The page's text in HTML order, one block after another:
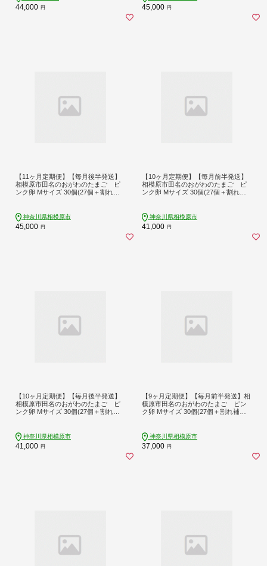
44,000 円 45,000 円
【11ヶ月定期便】【毎月後半発送】
相模原市田名のおがわのたまご ピ
ンク卵 Mサイズ 30個(27個＋割れ補
神奈川県相模原市
45,000 円
【10ヶ月定期便】【毎月前半発送】
相模原市田名のおがわのたまご ピ
ンク卵 Mサイズ 30個(27個＋割れ補
神奈川県相模原市
41,000 円
【10ヶ月定期便】【毎月後半発送】
相模原市田名のおがわのたまご ピ
ンク卵 Mサイズ 30個(27個＋割れ補
神奈川県相模原市
41,000 円
【9ヶ月定期便】【毎月前半発送】相
模原市田名のおがわのたまご ピン
ク卵 Mサイズ 30個(27個＋割れ補償3
神奈川県相模原市
37,000 円